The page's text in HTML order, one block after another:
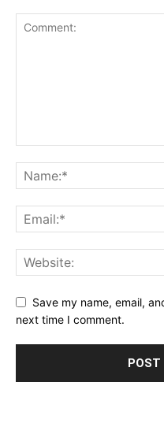
Save my name, email,
next time I comment.